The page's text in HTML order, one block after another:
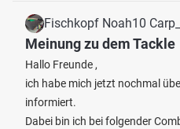
Fischkopf Noah10
Meinung zu dem Tackle
Hallo Freunde ,
ich habe mich jetzt nochmal
informiert.
Dabei bin ich bei folgender